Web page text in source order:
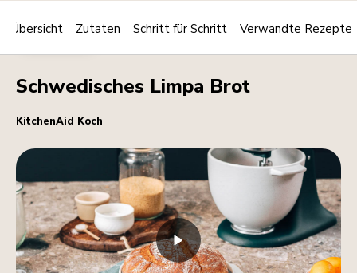
BACKWAREN Print
Share
Schwedisches Limpa Brot
KitchenAid Koch
Übersicht Zutaten Schritt für Schritt Verwandte Rezepte